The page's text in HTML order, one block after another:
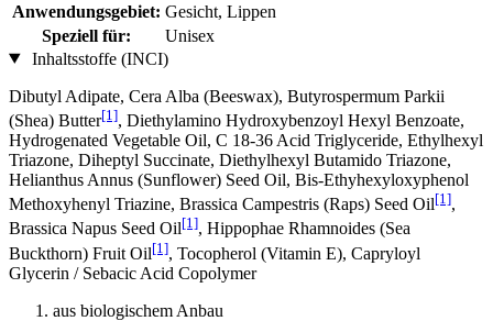
Anwendungsgebiet: Gesicht, Lippen
Speziell für:
Unisex
Inhaltsstoffe (INCI)
Dibutyl Adipate, Cera Alba (Beeswax), Butyrospermum Parkii
(Shea) Butter[1], Diethylamino Hydroxybenzoyl Hexyl Benzoate,
Hydrogenated Vegetable Oil, C 18-36 Acid Triglyceride, Ethylhexyl
Triazone, Diheptyl Succinate, Diethylhexyl Butamido Triazone,
Helianthus Annus (Sunflower) Seed Oil, Bis-Ethyhexyloxyphenol
Methoxyhenyl Triazine, Brassica Campestris (Raps) Seed Oil[1],
Brassica Napus Seed Oil[1], Hippophae Rhamnoides (Sea
Buckthorn) Fruit Oil[1], Tocopherol (Vitamin E), Capryloyl
Glycerin / Sebacic Acid Copolymer
aus biologischem Anbau